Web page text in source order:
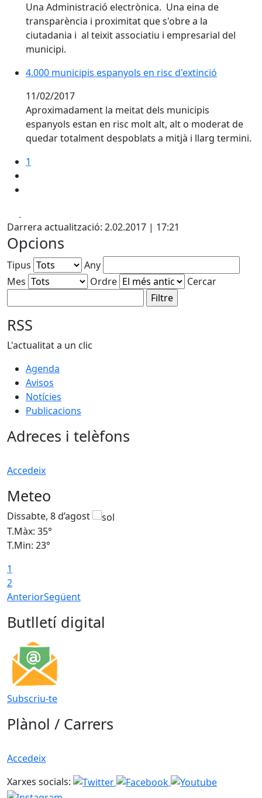
Una Administració electrònica. Una eina de
transparència i proximitat que s'obre a la
ciutadania i al teixit associatiu i empresarial del
municipi.
4.000 municipis espanyols en risc d'extinció
4.000 municipis espanyols en risc d'extinció
11/02/2017
Aproximadament la meitat dels municipis
espanyols estan en risc molt alt, alt o moderat de
quedar totalment despoblats a mitjà i llarg termini.
1
Darrera actualització: 2.02.2017 | 17:21
Opcions
Tipus
Any
Mes
Ordre Cercar
RSS
L'actualitat a un clic
Agenda
Avisos
Notícies
Publicacions
Adreces i telèfons
Accedeix
Meteo
Dissabte, 8 d’agost
T.Màx: 35°
T.Min: 23°
1
2
AnteriorSegüent
Butlletí digital
Subscriu-te
Plànol / Carrers
Accedeix
Xarxes socials: